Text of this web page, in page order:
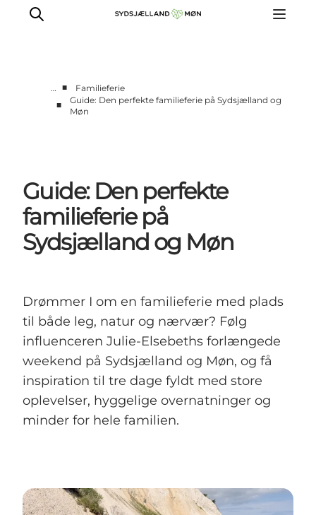
Spis
Overnat
Planlæg din tur
… ■
Familieferie
■
Guide: Den perfekte familieferie på Sydsjælland og
Møn
Guide: Den perfekte
familieferie på
Sydsjælland og Møn
Drømmer I om en familieferie med plads
til både leg, natur og nærvær? Følg
influenceren Julie-Elsebeths forlængede
weekend på Sydsjælland og Møn, og få
inspiration til tre dage fyldt med store
oplevelser, hyggelige overnatninger og
minder for hele familien.